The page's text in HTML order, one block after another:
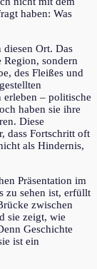
haben: Was
diesen Ort. Das
sondern
des Fleißes und
erleben – politische
haben sie ihre
Diese
dass Fortschritt oft
als Hindernis,
Präsentation im
zu sehen ist, erfüllt
zwischen
sie zeigt, wie
Geschichte
ist ein